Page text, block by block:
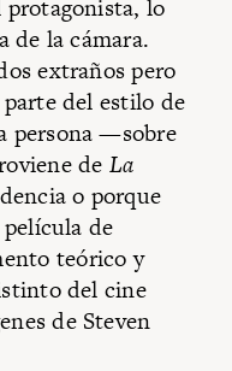
lo
de la cámara.
extraños pero
del estilo de
persona —sobre
de La
o porque
de
teórico y
del cine
de Steven